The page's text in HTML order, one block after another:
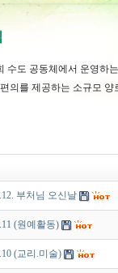
수도 공동체에서 운영하
의를 제공하는 소규모 양
부처님 오신날
(원예활동)
(교리.미술)